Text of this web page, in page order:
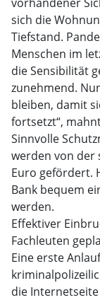
sich die
Tiefstand.
Menschen im
die Sensibilität
zunehmend.
bleiben, damit
fortsetzt“,
Sinnvolle
werden von der
Euro gefördert.
Bank bequem
werden.
Effektiver
Fachleuten
Eine erste
die